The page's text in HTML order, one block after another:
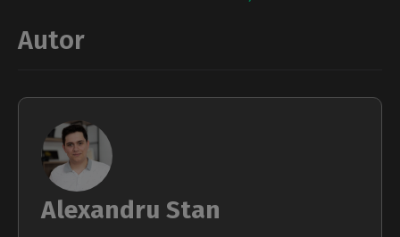
Autor
Alexandru Stan